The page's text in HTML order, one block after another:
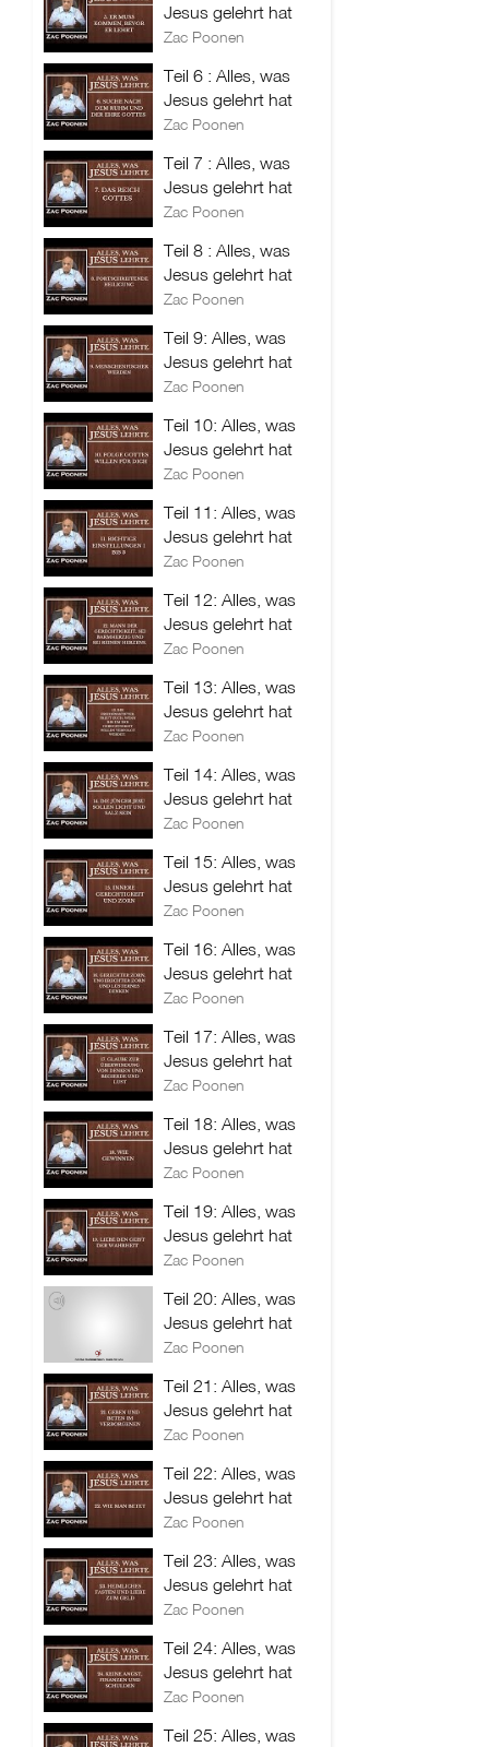
Jesus gelehrt hat
Zac Poonen
Teil 6 : Alles, was
Jesus gelehrt hat
Zac Poonen
Teil 7 : Alles, was
Jesus gelehrt hat
Zac Poonen
Teil 8 : Alles, was
Jesus gelehrt hat
Zac Poonen
Teil 9: Alles, was
Jesus gelehrt hat
Zac Poonen
Teil 10: Alles, was
Jesus gelehrt hat
Zac Poonen
Teil 11: Alles, was
Jesus gelehrt hat
Zac Poonen
Teil 12: Alles, was
Jesus gelehrt hat
Zac Poonen
Teil 13: Alles, was
Jesus gelehrt hat
Zac Poonen
Teil 14: Alles, was
Jesus gelehrt hat
Zac Poonen
Teil 15: Alles, was
Jesus gelehrt hat
Zac Poonen
Teil 16: Alles, was
Jesus gelehrt hat
Zac Poonen
Teil 17: Alles, was
Jesus gelehrt hat
Zac Poonen
Teil 18: Alles, was
Jesus gelehrt hat
Zac Poonen
Teil 19: Alles, was
Jesus gelehrt hat
Zac Poonen
Teil 20: Alles, was
Jesus gelehrt hat
Zac Poonen
Teil 21: Alles, was
Jesus gelehrt hat
Zac Poonen
Teil 22: Alles, was
Jesus gelehrt hat
Zac Poonen
Teil 23: Alles, was
Jesus gelehrt hat
Zac Poonen
Teil 24: Alles, was
Jesus gelehrt hat
Zac Poonen
Teil 25: Alles, was